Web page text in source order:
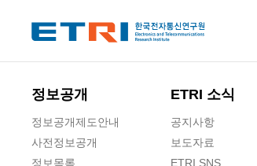
정보공개
정보공개제도안내
사전정보공개
정보목록
ETRI 소식
공지사항
보도자료
ETRI SNS